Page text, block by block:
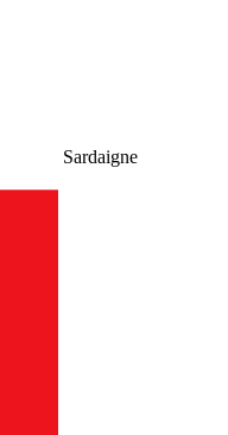
Sardaigne